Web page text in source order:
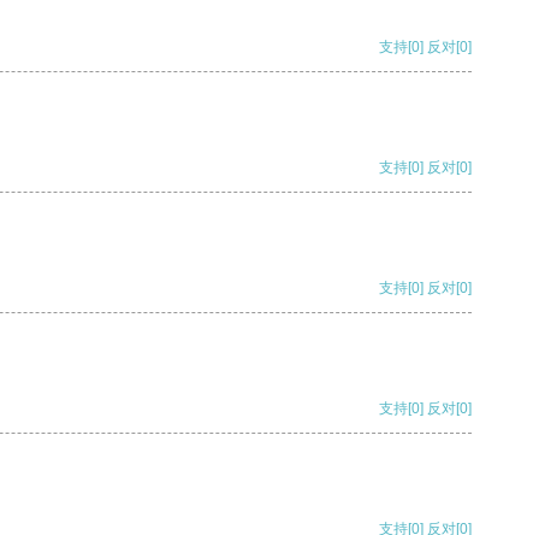
支持[0] 反对[0]
支持[0] 反对[0]
支持[0] 反对[0]
支持[0] 反对[0]
支持[0] 反对[0]